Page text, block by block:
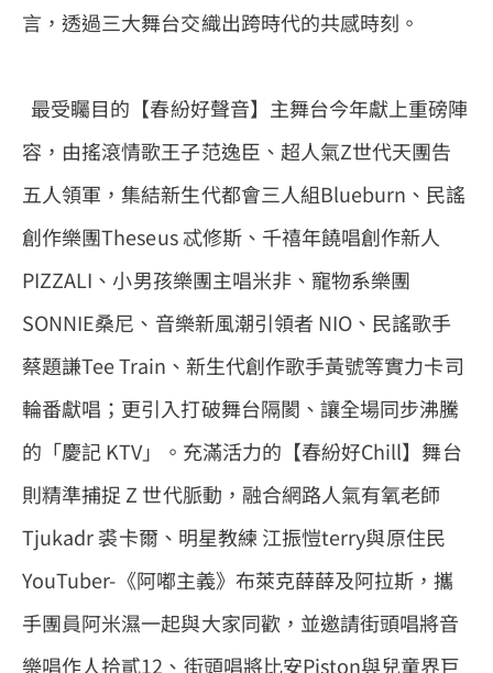
言，透過三大舞台交織出跨時代的共感時刻。
最受矚目的【春紛好聲音】主舞台今年獻上重磅陣
容，由搖滾情歌王子范逸臣、超人氣Z世代天團告
五人領軍，集結新生代都會三人組Blueburn、民謠
創作樂團Theseus 忒修斯、千禧年饒唱創作新人
PIZZALI、小男孩樂團主唱米非、寵物系樂團
SONNIE桑尼、音樂新風潮引領者 NIO、民謠歌手
蔡題謙Tee Train、新生代創作歌手黃號等實力卡司
輪番獻唱；更引入打破舞台隔閡、讓全場同步沸騰
的「慶記 KTV」。充滿活力的【春紛好Chill】舞台
則精準捕捉 Z 世代脈動，融合網路人氣有氧老師
Tjukadr 裘卡爾、明星教練 江振愷terry與原住民
YouTuber-《阿嘟主義》布萊克薛薛及阿拉斯，攜
手團員阿米濕一起與大家同歡，並邀請街頭唱將音
樂唱作人拾貳12、街頭唱將比安Piston與兒童界巨